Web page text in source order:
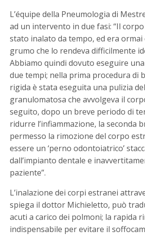
L’équipe della Pneumologia di
ad un intervento in due fasi: “Il
stato inalato da tempo, ed era
grumo che lo rendeva difficilmente
Abbiamo quindi dovuto eseguire
due tempi; nella prima procedura di
rigida è stata eseguita una pulizia
granulomatosa che avvolgeva il
seguito, dopo un breve periodo di
ridurre l’infiammazione, la seconda
permesso la rimozione del corpo
essere un ‘perno odontoiatrico’
dall’impianto dentale e
paziente”.
L’inalazione dei corpi estranei
spiega il dottor Michieletto, può
acuti a carico dei polmoni; la rapida
indispensabile per evitare il